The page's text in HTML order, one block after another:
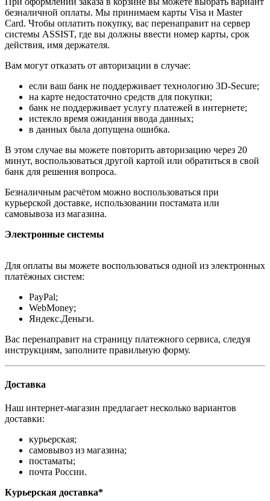
безналичной оплаты. Мы принимаем карты Visa и Master
Card. Чтобы оплатить покупку, вас перенаправит на сервер
системы ASSIST, где вы должны ввести номер карты, срок
действия, имя держателя.
Вам могут отказать от авторизации в случае:
если ваш банк не поддерживает технологию 3D-Secure;
на карте недостаточно средств для покупки;
банк не поддерживает услугу платежей в интернете;
истекло время ожидания ввода данных;
в данных была допущена ошибка.
В этом случае вы можете повторить авторизацию через 20
минут, воспользоваться другой картой или обратиться в свой
банк для решения вопроса.
Безналичным расчётом можно воспользоваться при
курьерской доставке, использовании постамата или
самовывоза из магазина.
Электронные системы
Для оплаты вы можете воспользоваться одной из электронных
платёжных систем:
PayPal;
WebMoney;
Яндекс.Деньги.
Вас перенаправит на страницу платежного сервиса, следуя
инструкциям, заполните правильную форму.
Доставка
Наш интернет-магазин предлагает несколько вариантов
доставки:
курьерская;
самовывоз из магазина;
постаматы;
почта России.
Курьерская доставка*